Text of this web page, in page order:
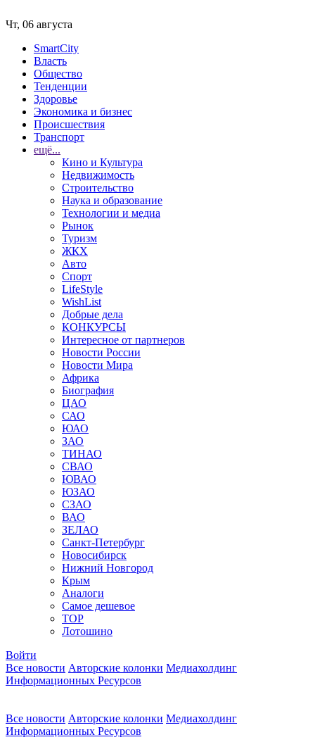
Чт, 06 августа
SmartCity
Власть
Общество
Тенденции
Здоровье
Экономика и бизнес
Происшествия
Транспорт
ещё...
Кино и Культура
Недвижимость
Строительство
Наука и образование
Технологии и медиа
Рынок
Туризм
ЖКХ
Авто
Спорт
LifeStyle
WishList
Добрые дела
КОНКУРСЫ
Интересное от партнеров
Новости России
Новости Мира
Африка
Биография
ЦАО
САО
ЮАО
ЗАО
ТИНАО
СВАО
ЮВАО
ЮЗАО
СЗАО
ВАО
ЗЕЛАО
Санкт-Петербург
Новосибирск
Нижний Новгород
Крым
Аналоги
Самое дешевое
TOP
Лотошино
Войти
Все новости Авторские колонки Медиахолдинг
Информационных Ресурсов
Все новости Авторские колонки Медиахолдинг
Информационных Ресурсов